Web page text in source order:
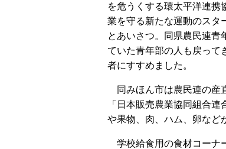
を危うくする環太平洋連携
業を守る新たな運動のスタ
とあいさつ。同県農民連青
ていた青年部の人も戻って
者にすすめました。
同みほん市は農民連の産
「日本販売農業協同組合
や果物、肉、ハム、卵など
学校給食用の食材コーナ